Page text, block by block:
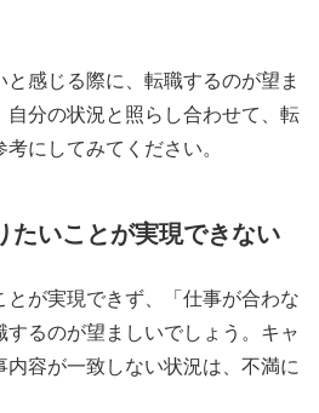
感じる際に、転職するのが望ま
自分の状況と照らし合わせて、転
にしてみてください。
たいことが実現できない
が実現できず、「仕事が合わな
るのが望ましいでしょう。キャ
内容が一致しない状況は、不満に